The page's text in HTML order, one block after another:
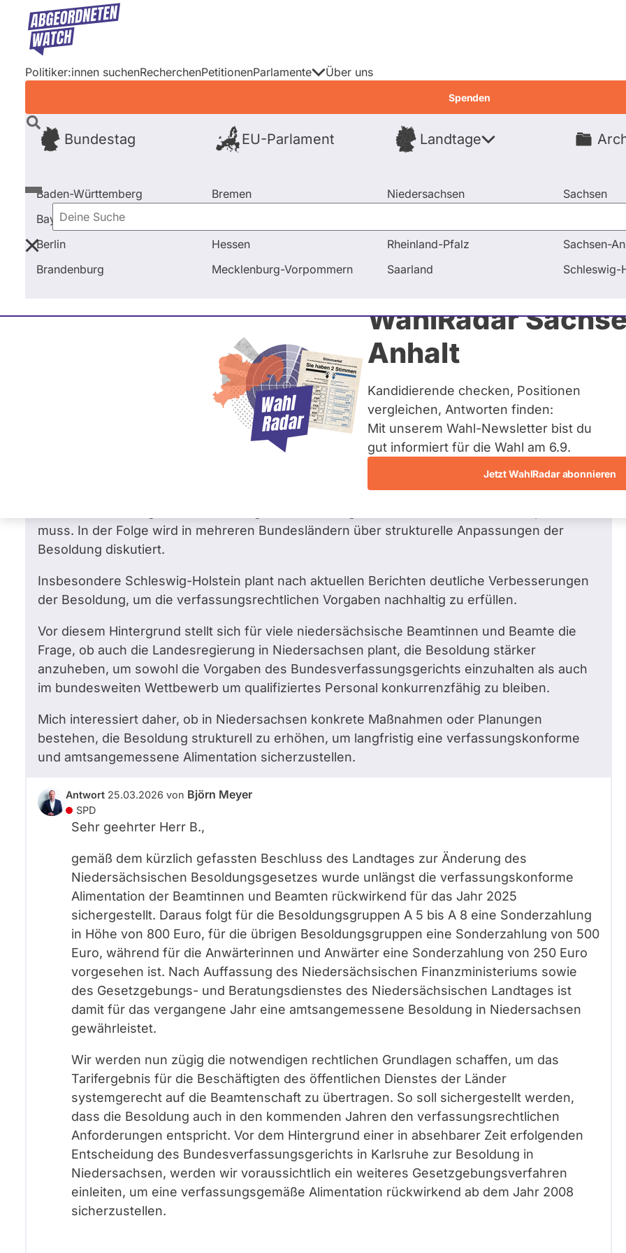
Direkt
Inhalt
Politiker:innen suchenRecherchenPetitionenParlamente
Bundestag EU-Parlament Landtage
Baden-Württemberg
Bayern
Berlin
Brandenburg
Bremen
Hessen
Mecklenburg-Vorpommern
Niedersachsen
Rheinland-Pfalz
Saarland
Sachsen
Sachsen-
Schleswig-
Über uns
Spenden
Deine
Suche
WahlRadar
Anhalt
Kandidierende checken, Positionen
vergleichen, Antworten finden:
Mit unserem Wahl-Newsletter bist du
gut informiert für die Wahl am 6.9.
Jetzt WahlRadar abonnieren
Startseite Frage stellen Björn Meyer Fragen und Antworten Plant NDS angesichts der geplanten
Björn Meyer
Fragen beantwortet
Zum
Plant NDS angesichts der geplanten deutlichen Besoldungserhöhungen in
Schleswig-Holstein ebenfalls strukturelle Anpassungen, um eine dauerhaft
Das Bundesverfassungsgericht hat in mehreren Entscheidungen deutlich gemacht, dass die
muss. In der Folge wird in mehreren Bundesländern über strukturelle Anpassungen der
Besoldung diskutiert.
Insbesondere Schleswig-Holstein plant nach aktuellen Berichten deutliche Verbesserungen
der Besoldung, um die verfassungsrechtlichen Vorgaben nachhaltig zu erfüllen.
Vor diesem Hintergrund stellt sich für viele niedersächsische Beamtinnen und Beamte die
Frage, ob auch die Landesregierung in Niedersachsen plant, die Besoldung stärker
anzuheben, um sowohl die Vorgaben des Bundesverfassungsgerichts einzuhalten als auch
im bundesweiten Wettbewerb um qualifiziertes Personal konkurrenzfähig zu bleiben.
Mich interessiert daher, ob in Niedersachsen konkrete Maßnahmen oder Planungen
bestehen, die Besoldung strukturell zu erhöhen, um langfristig eine verfassungskonforme
und amtsangemessene Alimentation sicherzustellen.
Antwort 25.03.2026 von Björn Meyer
SPD
Sehr geehrter Herr B.,
gemäß dem kürzlich gefassten Beschluss des Landtages zur Änderung des
Niedersächsischen Besoldungsgesetzes wurde unlängst die verfassungskonforme
Alimentation der Beamtinnen und Beamten rückwirkend für das Jahr 2025
sichergestellt. Daraus folgt für die Besoldungsgruppen A 5 bis A 8 eine Sonderzahlung
in Höhe von 800 Euro, für die übrigen Besoldungsgruppen eine Sonderzahlung von 500
Euro, während für die Anwärterinnen und Anwärter eine Sonderzahlung von 250 Euro
vorgesehen ist. Nach Auffassung des Niedersächsischen Finanzministeriums sowie
des Gesetzgebungs- und Beratungsdienstes des Niedersächsischen Landtages ist
damit für das vergangene Jahr eine amtsangemessene Besoldung in Niedersachsen
gewährleistet.
Wir werden nun zügig die notwendigen rechtlichen Grundlagen schaffen, um das
Tarifergebnis für die Beschäftigten des öffentlichen Dienstes der Länder
systemgerecht auf die Beamtenschaft zu übertragen. So soll sichergestellt werden,
dass die Besoldung auch in den kommenden Jahren den verfassungsrechtlichen
Anforderungen entspricht. Vor dem Hintergrund einer in absehbarer Zeit erfolgenden
Entscheidung des Bundesverfassungsgerichts in Karlsruhe zur Besoldung in
Niedersachsen, werden wir voraussichtlich ein weiteres Gesetzgebungsverfahren
einleiten, um eine verfassungsgemäße Alimentation rückwirkend ab dem Jahr 2008
sicherzustellen.